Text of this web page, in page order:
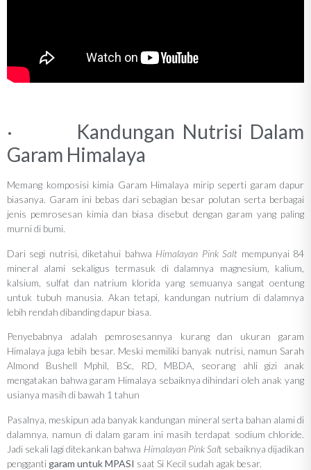
· Kandungan Nutrisi Dalam
Garam Himalaya
Memang komposisi kimia Garam Himalaya mirip seperti garam dapur
biasanya. Garam ini bebas dari sebagian besar polutan serta berbagai
jenis pemrosesan kimia dan biasa disebut dengan garam yang paling
murni di bumi.
Dari segi nutrisi, diketahui bahwa Himalayan Pink Salt mempunyai 84
mineral alami sekaligus termasuk di dalamnya magnesium, kalium,
kalsium, sulfat dan natrium klorida yang semuanya sangat oentung
untuk tubuh manusia. Akan tetapi, kandungan nutrium di dalamnya
lebih rendah dibanding dapur biasa.
Penyebabnya adalah pemrosesannya kurang dan ukuran garam
Himalaya juga lebih besar. Meski memiliki banyak nutrisi, namun Sarah
Almond Bushell Mphil, BSc, RD, MBDA, seorang ahli gizi anak
mengatakan bahwa garam Himalaya sebaiknya dihindari oleh anak yang
usianya masih di bawah 1 tahun
Pasalnya, meskipun ada banyak kandungan mineral serta bahan alami di
dalamnya, namun di dalam garam ini masih terdapat sodium chloride.
Jadi sekali lagi ditekankan bahwa Himalayan Pink Salt sebaiknya dijadikan
pengganti garam untuk MPASI saat Si Kecil sudah agak besar.